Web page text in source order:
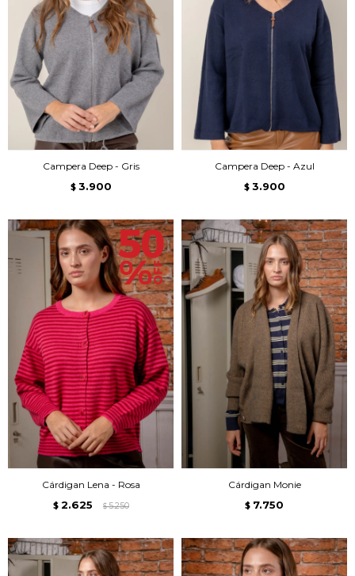
Campera Deep - Gris
$ 3.900
Campera Deep - Azul
$ 3.900
Cárdigan Lena - Rosa
$ 2.625 $ 5.250
Cárdigan Monie
$ 7.750